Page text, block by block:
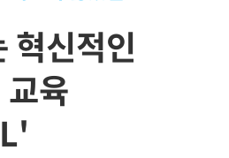
혁신적인
육